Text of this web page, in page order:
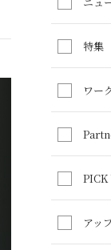
特集
ワー
PICK
アッ